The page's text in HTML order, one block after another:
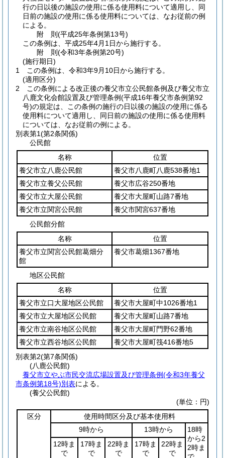
行の日以後の施設の使用に係る使用料について適用し、同
日前の施設の使用に係る使用料については、なお従前の例
による。
附 則(平成25年条例第13号)
この条例は、平成25年4月1日から施行する。
附 則(令和3年条例第20号)
(施行期日)
1
この条例は、令和3年9月10日から施行する。
(適用区分)
2
この条例による改正後の養父市立公民館条例及び養父市立
八鹿文化会館設置及び管理条例(平成16年養父市条例第92
号)の規定は、この条例の施行の日以後の施設の使用に係る
使用料について適用し、同日前の施設の使用に係る使用料
については、なお従前の例による。
別表第1(第2条関係)
公民館
名称
位置
養父市立八鹿公民館
養父市八鹿町八鹿538番地1
養父市立養父公民館
養父市広谷250番地
養父市立大屋公民館
養父市大屋町山路7番地
養父市立関宮公民館
養父市関宮637番地
公民館分館
名称
位置
養父市立関宮公民館葛畑分
館
養父市葛畑1367番地
地区公民館
名称
位置
養父市立口大屋地区公民館
養父市大屋町中1026番地1
養父市立大屋地区公民館
養父市大屋町山路7番地
養父市立南谷地区公民館
養父市大屋町門野62番地
養父市立西谷地区公民館
養父市大屋町筏416番地5
別表第2(第7条関係)
(八鹿公民館)
養父市立やぶ市民交流広場設置及び管理条例(令和3年養父
市条例第18号)別表による。
(養父公民館)
(単位：円)
区分
使用時間区分及び基本使用料
9時から
13時から
18時
から2
2時ま
12時ま
で
17時ま
で
22時ま
で
17時ま
で
22時ま
で